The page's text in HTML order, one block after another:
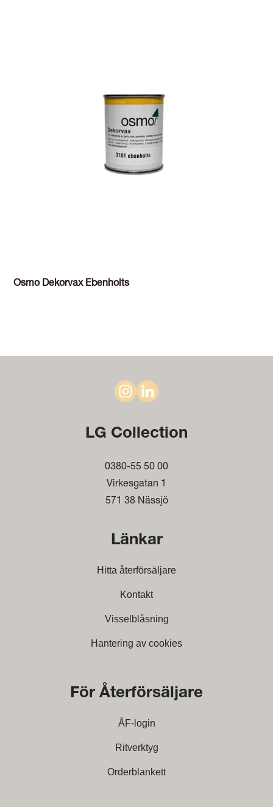
Osmo Dekorvax Ebenholts
LG Collection
0380-55 50 00
Virkesgatan 1
571 38 Nässjö
Länkar
Hitta återförsäljare
Kontakt
Visselblåsning
Hantering av cookies
För Återförsäljare
ÅF-login
Ritverktyg
Orderblankett